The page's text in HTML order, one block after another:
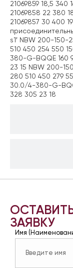
21069859 18,5
21069858 22 380
21069857 30 400
s1′ NBW 200-
510 450 254 550
380-G-BQQE 160
23 15 NBW 200-
280 510 450 279
30.0/4-380-G-
328 305 23 18
ЗАЯВКУ
Имя